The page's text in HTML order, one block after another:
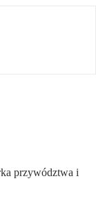
przywództwa i